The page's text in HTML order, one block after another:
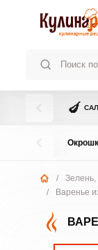
🍆
/ Зелень,
/
Варенье